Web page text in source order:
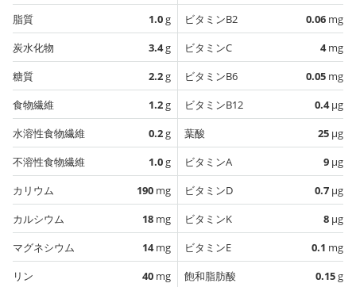
脂質
1.0g
炭水化物
3.4g
糖質
2.2g
食物繊維
1.2g
水溶性食物繊維
0.2g
不溶性食物繊維
1.0g
カリウム
190 mg
カルシウム
18 mg
マグネシウム
14mg
リン
40 mg
ビタミンB2
0.06 mg
ビタミンC
4mg
ビタミンB6
0.05 mg
ビタミンB12
0.4µg
葉酸
25 µg
ビタミンA
9 µg
ビタミンD
0.7 µg
ビタミンK
8 µg
ビタミンE
0.1 mg
飽和脂肪酸
0.15g